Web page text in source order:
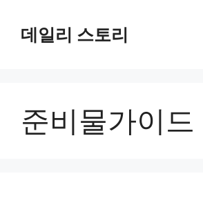
데일리 스토리
준비물가이드